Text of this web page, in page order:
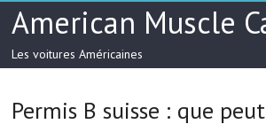
American Muscle
Les voitures Américaines
Permis B suisse : que